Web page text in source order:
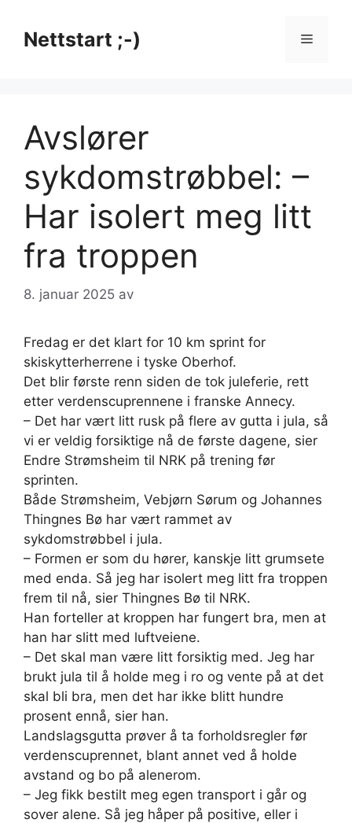
innholdNettstart ;-) Meny
Avslører
sykdomstrøbbel: –
Har isolert meg litt
fra troppen
8. januar 2025 av
Fredag er det klart for 10 km sprint for
skiskytterherrene i tyske Oberhof.
Det blir første renn siden de tok juleferie, rett
etter verdenscuprennene i franske Annecy.
– Det har vært litt rusk på flere av gutta i jula, så
vi er veldig forsiktige nå de første dagene, sier
Endre Strømsheim til NRK på trening før
sprinten.
Både Strømsheim, Vebjørn Sørum og Johannes
Thingnes Bø har vært rammet av
sykdomstrøbbel i jula.
– Formen er som du hører, kanskje litt grumsete
med enda. Så jeg har isolert meg litt fra troppen
frem til nå, sier Thingnes Bø til NRK.
Han forteller at kroppen har fungert bra, men at
han har slitt med luftveiene.
– Det skal man være litt forsiktig med. Jeg har
brukt jula til å holde meg i ro og vente på at det
skal bli bra, men det har ikke blitt hundre
prosent ennå, sier han.
Landslagsgutta prøver å ta forholdsregler før
verdenscuprennet, blant annet ved å holde
avstand og bo på alenerom.
– Jeg fikk bestilt meg egen transport i går og
sover alene. Så jeg håper på positive, eller i